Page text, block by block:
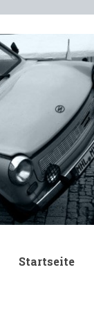
Startseite